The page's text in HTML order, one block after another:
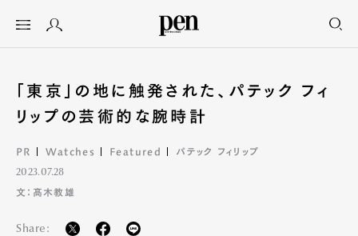
「東京」の地に触発された、パテック フィ
リップの芸術的な腕時計
PR Watches Featured パテック フィリップ
2023.07.28
文：髙木教雄
Share: